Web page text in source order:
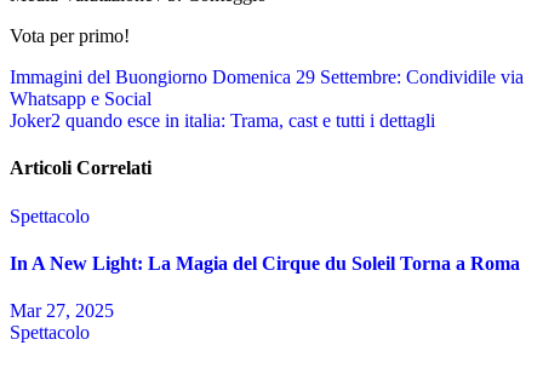
Vota per primo!
Navigazione
articoli
Immagini del Buongiorno Domenica 29 Settembre: Condividile via
Whatsapp e Social
Joker2 quando esce in italia: Trama, cast e tutti i dettagli
Articoli Correlati
Spettacolo
In A New Light: La Magia del Cirque du Soleil Torna a Roma
Mar 27, 2025
Spettacolo